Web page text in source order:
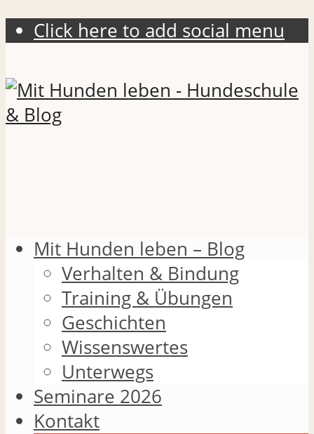
Click here to add social menu
Mit Hunden leben – Blog
Verhalten & Bindung
Training & Übungen
Geschichten
Wissenswertes
Unterwegs
Seminare 2026
Kontakt